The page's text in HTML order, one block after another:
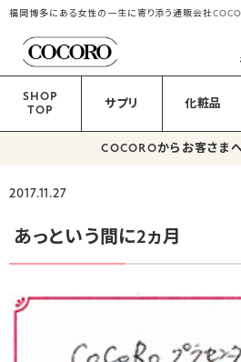
福岡博多にある女性の一生に寄り添う通販会社
SHOP
TOP
サプリ 化粧品
COCOROからお客さま
2017.11.27
あっという間に2ヵ月